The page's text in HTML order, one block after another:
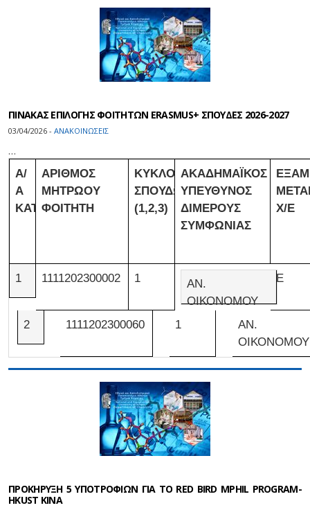
ΠΙΝΑΚΑΣ ΕΠΙΛΟΓΗΣ ΦΟΙΤΗΤΩΝ ERASMUS+ ΣΠΟΥΔΕΣ 2026-2027
03/04/2026 - ΑΝΑΚΟΙΝΩΣΕΙΣ
…
Α/
Α
ΚΑΤΑΤΑΞΗΣ
AΡΙΘΜΟΣ
ΜΗΤΡΩΟΥ
ΦΟΙΤΗΤΗ
ΚΥΚΛΟΣ
ΣΠΟΥΔΩΝ
(1,2,3)
ΑΚΑΔΗΜΑΪΚΟΣ
ΥΠΕΥΘΥΝΟΣ
ΔΙΜΕΡΟΥΣ
ΣΥΜΦΩΝΙΑΣ
Χ/Ε
1 1111202300002 1
ΑΝ.
ΟΙΚΟΝΟΜΟΥ
Ε
2 1111202300060 1
ΑΝ.
ΟΙΚΟΝΟΜΟΥ
ΠΡΟΚΗΡΥΞΗ 5 ΥΠΟΤΡΟΦΙΩΝ ΓΙΑ ΤΟ RED BIRD MPHIL PROGRAM-
HKUST ΚΙΝΑ